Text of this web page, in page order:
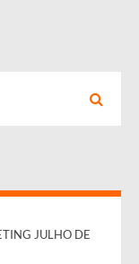
JULHO DE